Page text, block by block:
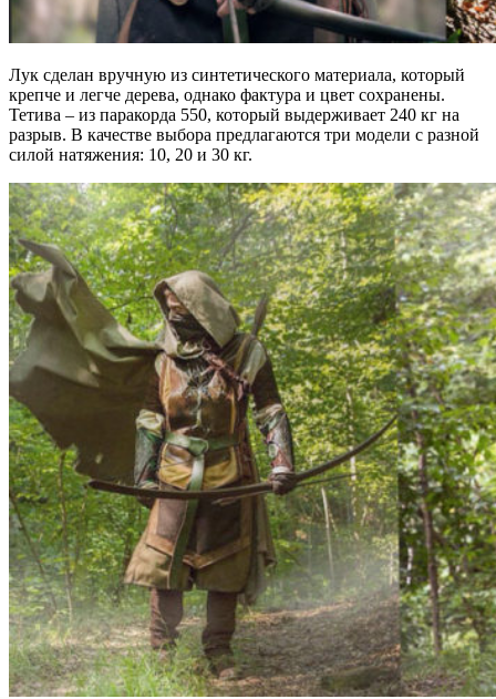
Лук сделан вручную из синтетического материала, который
крепче и легче дерева, однако фактура и цвет сохранены.
Тетива – из паракорда 550, который выдерживает 240 кг на
разрыв. В качестве выбора предлагаются три модели с разной
силой натяжения: 10, 20 и 30 кг.